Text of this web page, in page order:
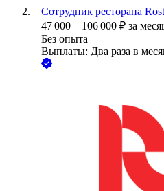
Сотрудник ресторана
47 000 – 106 000 ₽ за
Без опыта
Выплаты: Два раза в